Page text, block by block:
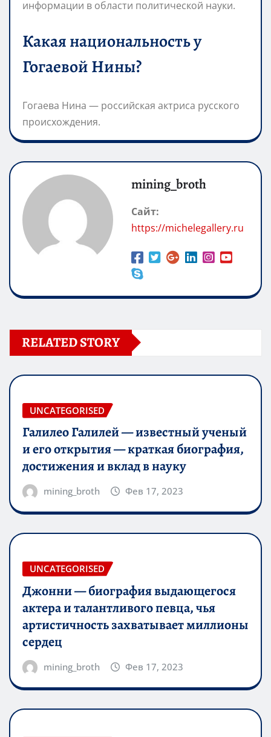
информации в области политической науки.
Какая национальность у
Гогаевой Нины?
Гогаева Нина — российская актриса русского
происхождения.
mining_broth
Сайт:
https://michelegallery.ru
RELATED STORY
UNCATEGORISED
Галилео Галилей — известный ученый
и его открытия — краткая биография,
достижения и вклад в науку
mining_broth Фев 17, 2023
UNCATEGORISED
Джонни — биография выдающегося
актера и талантливого певца, чья
артистичность захватывает миллионы
сердец
mining_broth Фев 17, 2023